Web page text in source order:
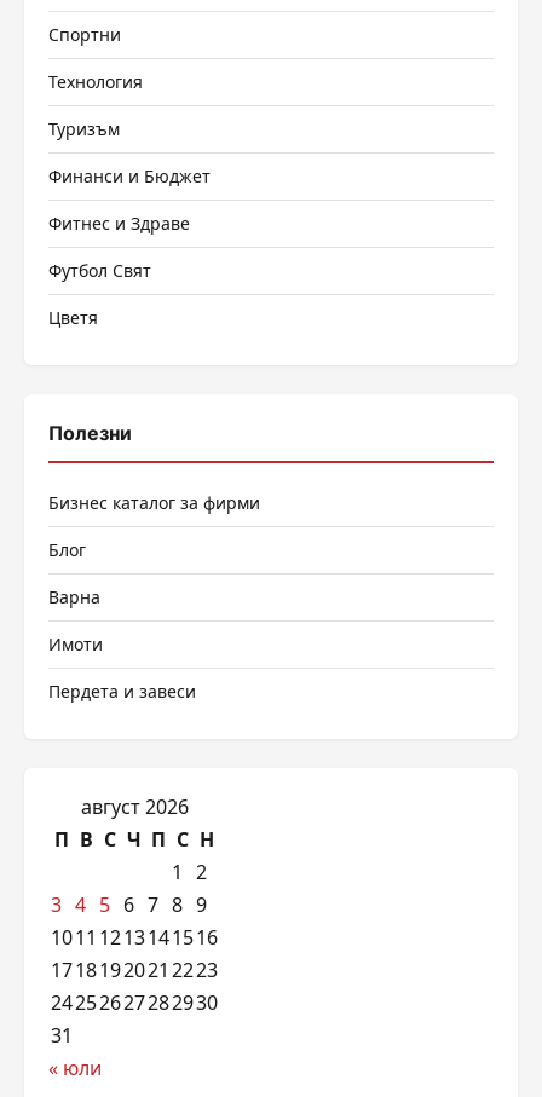
Спортни
Технология
Туризъм
Финанси и Бюджет
Фитнес и Здраве
Футбол Свят
Цветя
Полезни
Бизнес каталог за фирми
Блог
Варна
Имоти
Пердета и завеси
август 2026
П В С Ч П С Н
1
2
3 4 5 6 7 8 9
1011 1213141516
1718192021 2223
24252627282930
31
« юли